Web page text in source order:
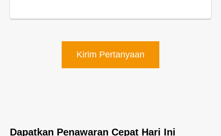
Kirim Pertanyaan
Dapatkan Penawaran Cepat Hari Ini